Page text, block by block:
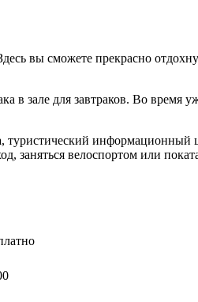
вы сможете прекрасно
в зале для завтраков. Во
туристический
велоспортом или